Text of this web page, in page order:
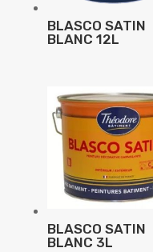
BLASCO SATIN
BLANC 12L
BLASCO SATIN
BLANC 3L